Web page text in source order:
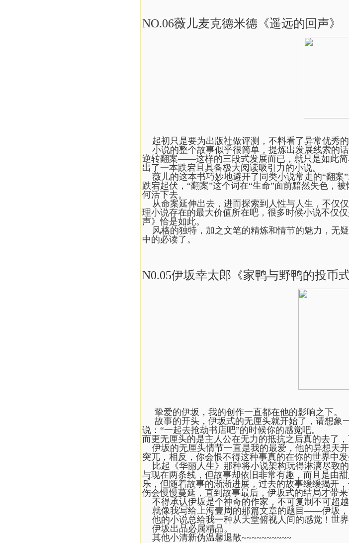
NO.06薇儿麦克德米德《遥远的回声》
起初只是要为出版社做评测，不料看了异常优秀的
小说的整个故事似乎很简单，提炼出发展线索
逆转翻案——这样的三段式发展而已，就只是如此
出了一本跌宕且具备极大阅读吸引力的小说。
薇儿的这本书巧妙地避开了同类小说常走的“翻案
跌宕起伏，“翻案”这个词在“生命”面前黯然失色，
何活下去。
从命案延伸出去，进而探索到人性与人生，不仅
理小说存在的最大价值所在吧，很多时候小说不仅
声》恰是如此。
风格的独特，加之文笔的精炼和情节的魅力，无
中的必读了。
N0.05伊坂幸太郎《家鸭与野鸭的投币式
挚爱的伊坂，我的创作一直都在他的影响之下。
故事的开头，伊坂式的无厘头就开始了，请想象
说：“一起去抢劫书店吧”的时候你的感觉吧。
而更无厘头的是主人公在无力的抵抗之后真的去了
伊坂的无厘头情节一直是我的最爱，他的异想天
突兀，相反，你会恨不得这种事真的在你的世界中发
比起《华丽人生》那种将小说架构玩得淋漓尽致
与现在两条线，但故事却依旧非常有趣，而且是由
乐，但随着故事的渐渐进展，过去的故事缓缓揭开
伤会慢慢蔓延，直到故事最后，伊坂式的结局才带来
不得承认伊坂是个神奇的作家，不可复制不可超越
就像我写给上海壹周的那篇文章的题目——伊坂，
他的小说总给我一种从天堂俯视人间的感觉！世界
伊坂出品必属精品。
其他小清新伪温馨退散~~~~~~~~~~